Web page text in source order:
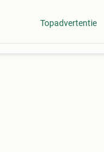
Topadvertentie